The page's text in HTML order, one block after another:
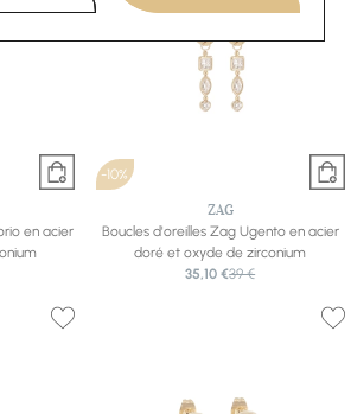
en acier
-10%
ZAG
Boucles d'oreilles Zag Ugento en acier
doré et oxyde de zirconium
35,10 €39 €